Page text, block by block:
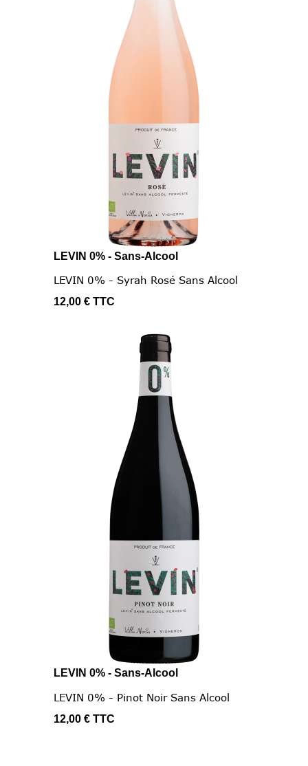
LEVIN 0% - Sans-Alcool
LEVIN 0% - Syrah Rosé Sans Alcool
12,00 € TTC
LEVIN 0% - Sans-Alcool
LEVIN 0% - Pinot Noir Sans Alcool
12,00 € TTC